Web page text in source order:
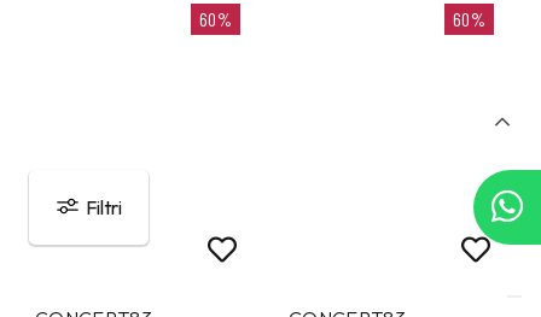
Filtri
60% 60%